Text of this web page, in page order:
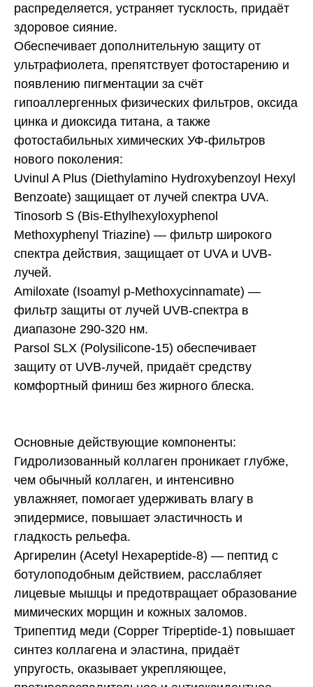
распределяется, устраняет тусклость, придаёт
здоровое сияние.
Обеспечивает дополнительную защиту от
ультрафиолета, препятствует фотостарению и
появлению пигментации за счёт
гипоаллергенных физических фильтров, оксида
цинка и диоксида титана, а также
фотостабильных химических УФ-фильтров
нового поколения:
Uvinul A Plus (Diethylamino Hydroxybenzoyl Hexyl
Benzoate) защищает от лучей спектра UVA.
Tinosorb S (Bis-Ethylhexyloxyphenol
Methoxyphenyl Triazine) — фильтр широкого
спектра действия, защищает от UVA и UVB-
лучей.
Amiloxate (Isoamyl p-Methoxycinnamate) —
фильтр защиты от лучей UVB-спектра в
диапазоне 290-320 нм.
Parsol SLX (Polysilicone-15) обеспечивает
защиту от UVB-лучей, придаёт средству
комфортный финиш без жирного блеска.
Основные действующие компоненты:
Гидролизованный коллаген проникает глубже,
чем обычный коллаген, и интенсивно
увлажняет, помогает удерживать влагу в
эпидермисе, повышает эластичность и
гладкость рельефа.
Аргирелин (Acetyl Hexapeptide-8) — пептид с
ботулоподобным действием, расслабляет
лицевые мышцы и предотвращает образование
мимических морщин и кожных заломов.
Трипептид меди (Copper Tripeptide-1) повышает
синтез коллагена и эластина, придаёт
упругость, оказывает укрепляющее,